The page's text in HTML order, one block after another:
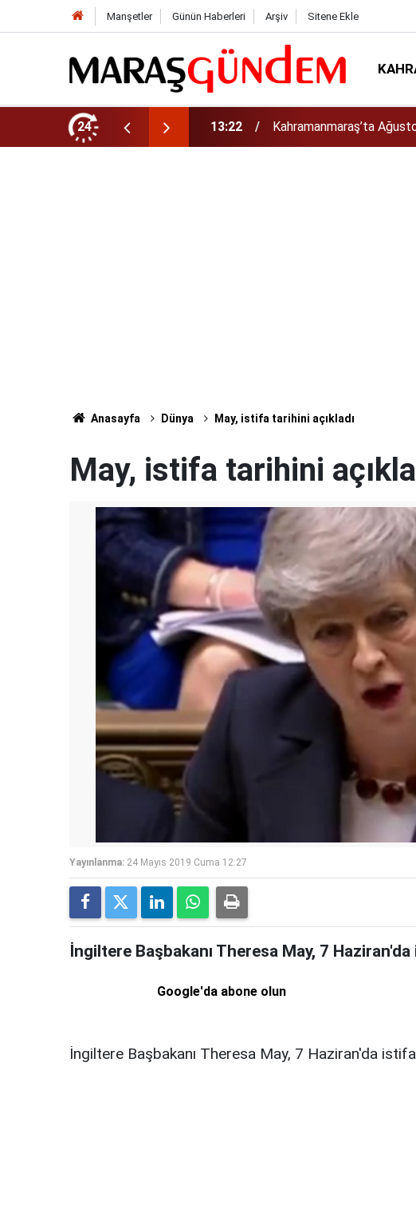
Manşetler Günün Haberleri Arşiv Sitene Ekle
24 13:17 Kahramanmaraş’ta
Anasayfa Dünya May, istifa tarihini açıkladı
May, istifa tarihini
Yayınlanma: 24 Mayıs 2019 Cuma 12:27
İngiltere Başbakanı Theresa May, 7
Google'da abone olun
İngiltere Başbakanı Theresa May, 7 Haziran'da